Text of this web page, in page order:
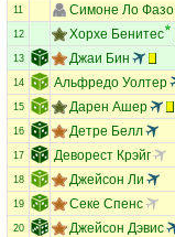
11 Симоне Ло Фазо
12 Хорхе Бенитес
13 Джаи Бин
14 Альфредо Уолтер
15 Дарен Ашер
16 Детре Белл
17 Деворест Крэйг
18 Джейсон Ли
19 Секе Спенс
20 Джейсон Дэвис